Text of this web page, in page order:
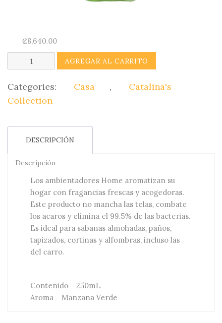
₡8,640.00
Home
(Ambientador
de
Telas
Verde)
Catalina's
Collection
quantity
AGREGAR AL CARRITO
Categories: Casa ,
Catalina's
Collection
DESCRIPCIÓN
Descripción
Los ambientadores Home aromatizan su
hogar con fragancias frescas y acogedoras.
Este producto no mancha las telas, combate
los acaros y elimina el 99.5% de las bacterias.
Es ideal para sabanas almohadas, paños,
tapizados, cortinas y alfombras, incluso las
del carro.
Contenido 250mL
Aroma Manzana Verde